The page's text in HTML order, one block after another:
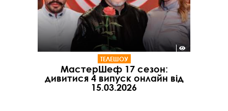
ТЕЛЕШОУ
МастерШеф 17 сезон:
дивитися 4 випуск онлайн від
15.03.2026